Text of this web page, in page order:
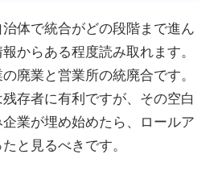
体で統合がどの段階まで進ん
からある程度読み取れます。
廃業と営業所の統廃合です。
存者に有利ですが、その空白
業が埋め始めたら、ロールア
と見るべきです。